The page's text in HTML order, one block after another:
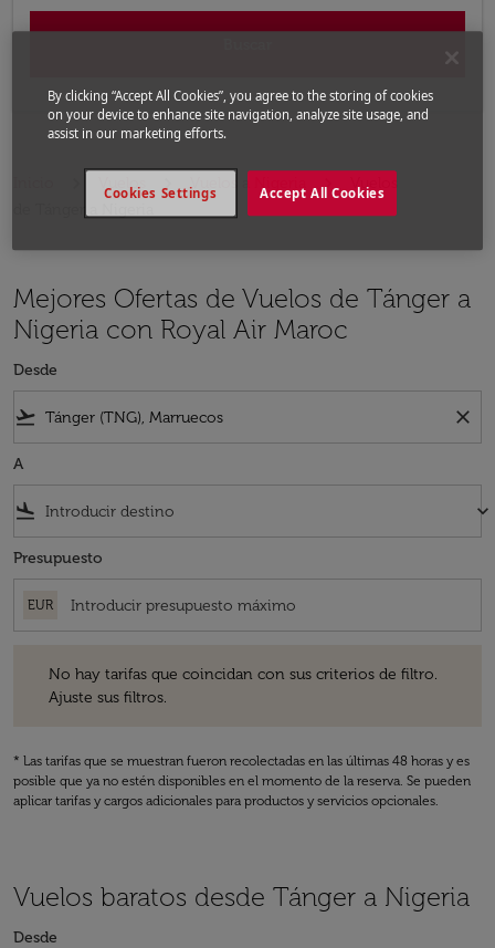
Vuelos Vuelos a Nigeria
Vuelos
Mejores Ofertas de Vuelos de Tánger a
Nigeria con Royal Air Maroc
Desde
flight_takeoff close
A
flight_land keyboard_arrow_down
Presupuesto
EUR
No hay tarifas que coincidan con sus criterios de filtro.
Ajuste sus filtros.
* Las tarifas que se muestran fueron recolectadas en las últimas 48 horas y es
posible que ya no estén disponibles en el momento de la reserva. Se pueden
aplicar tarifas y cargos adicionales para productos y servicios opcionales.
Vuelos baratos desde Tánger a Nigeria
Desde
By clicking “Accept All Cookies”, you agree to the storing of cookies
on your device to enhance site navigation, analyze site usage, and
assist in our marketing efforts.
Accept All Cookies
Cookies Settings